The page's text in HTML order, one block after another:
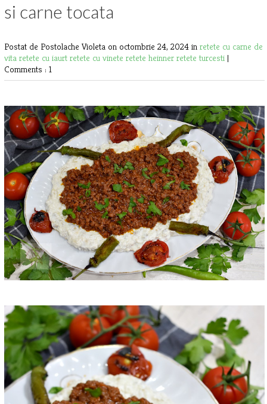
si carne tocata
Postat de Postolache Violeta on octombrie 24, 2024 in retete cu carne de
vita retete cu iaurt retete cu vinete retete heinner retete turcesti |
Comments : 1